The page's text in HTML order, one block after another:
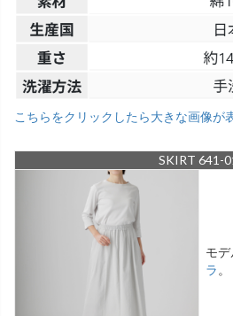
こちらをクリックしたら大きな画像が
SKIRT 641-
モ
ラ 。